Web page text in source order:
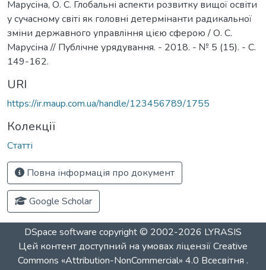
Марусіна, О. С. Глобальні аспекти розвитку вищої освіти
у сучасному світі як головні детермінанти радикальної
зміни державного управління цією сферою / О. С.
Марусіна // Публічне урядування. - 2018. - № 5 (15). - С.
149-162.
URI
https://ir.maup.com.ua/handle/123456789/1755
Колекції
Статті
Повна інформація про документ
Google Scholar
DSpace software copyright © 2002-2026 LYRASIS
Цей контент доступний на умовах ліцензіїCreative
Commons «Attribution-NonCommercial» 4.0 Всесвітня .